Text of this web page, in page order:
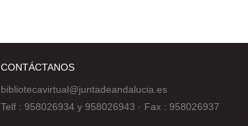
CONTÁCTANOS
bibliotecavirtual@juntadeandalucia.es
Telf : 958026934 y 958026943 · Fax : 958026937